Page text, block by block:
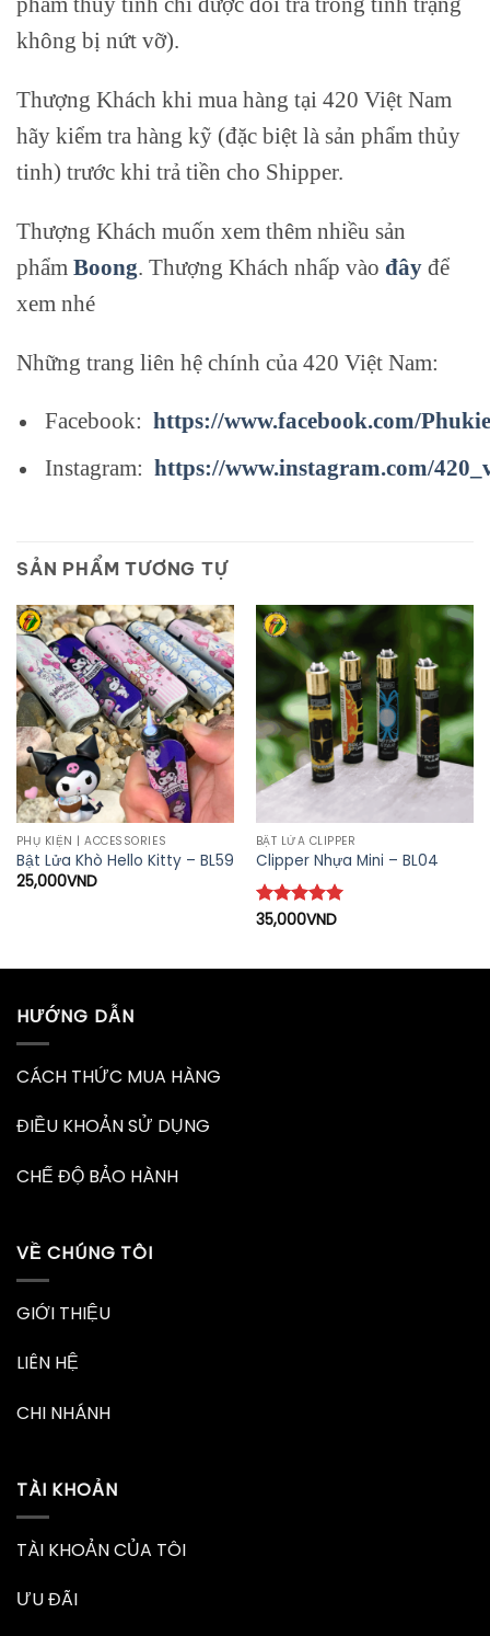
không bị nứt vỡ).
Thượng Khách khi mua hàng tại 420 Việt Nam
hãy kiểm tra hàng kỹ (đặc biệt là sản phẩm thủy
tinh) trước khi trả tiền cho Shipper.
Thượng Khách muốn xem thêm nhiều sản
phẩm Boong. Thượng Khách nhấp vào đây để
xem nhé
Những trang liên hệ chính của 420 Việt Nam:
Facebook: https://www.facebook.com/
Instagram: https://www.instagram.com/
SẢN PHẨM TƯƠNG TỰ
PHỤ KIỆN | ACCESSORIES
Bật Lửa Khò Hello Kitty – BL59
25,000VND
BẬT LỬA CLIPPER
Clipper Nhựa Mini – BL04
Được xếp
35,000VND
HƯỚNG DẪN
CÁCH THỨC MUA HÀNG
ĐIỀU KHOẢN SỬ DỤNG
CHẾ ĐỘ BẢO HÀNH
VỀ CHÚNG TÔI
GIỚI THIỆU
LIÊN HỆ
CHI NHÁNH
TÀI KHOẢN
TÀI KHOẢN CỦA TÔI
ƯU ĐÃI